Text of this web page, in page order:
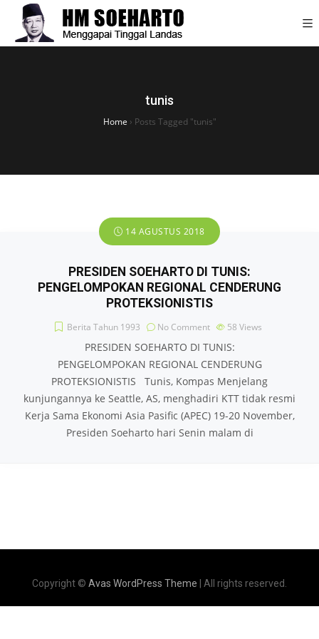
tunis
Home › Posts Tagged "tunis"
14 AGUSTUS 2018
PRESIDEN SOEHARTO DI TUNIS:
PENGELOMPOKAN REGIONAL CENDERUNG
PROTEKSIONISTIS
Berita Tahun 1993 No Comment 58 Views
PRESIDEN SOEHARTO DI TUNIS:
PENGELOMPOKAN REGIONAL CENDERUNG
PROTEKSIONISTIS Tunis, Kompas Menjelang
kunjungannya ke Seattle, AS, menghadiri KTT tidak resmi
Kerja Sama Ekonomi Asia Pasific (APEC) 19-20 November,
Presiden Soeharto hari Senin malam di
Copyright © Avas WordPress Theme | All rights reserved.